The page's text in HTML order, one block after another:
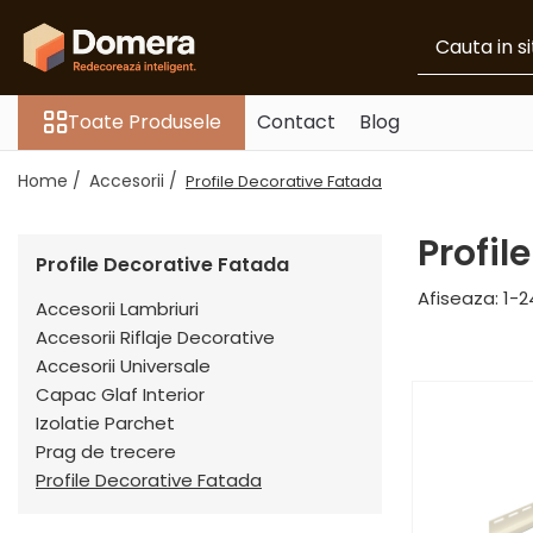
Toate Produsele
Parchet
Parchet SPC
Riflaje Interioare
Glafuri
Glafuri Interioare
Glafuri Exterioare
Plinte, Plinte PVC, Plinte MDF
Plinte PVC
Plinte MDF Premium
Toate Produsele Contact Blog
Home / Accesorii / Profile Decorative Fatada
Profile Decorative Fatada
Accesorii Lambriuri
Accesorii Riflaje Decorative
Accesorii Universale
Capac Glaf Interior
Izolatie Parchet
Prag de trecere
Profile Decorative Fatada
Afiseaza: 1-